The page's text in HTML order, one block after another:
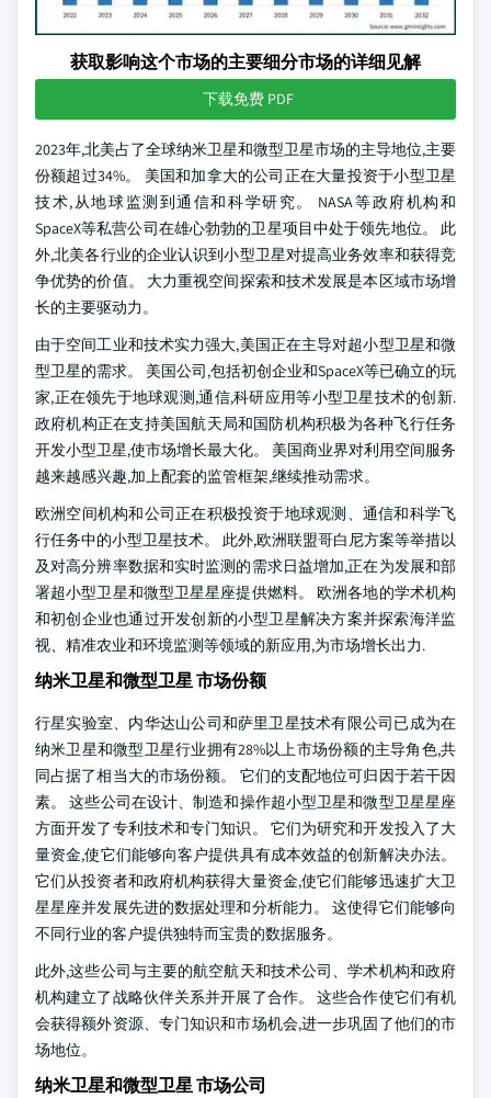
获取影响这个市场的主要细分市场的详细见解
下载免费 PDF
2023年,北美占了全球纳米卫星和微型卫星市场的主导地位,主要
份额超过34%。 美国和加拿大的公司正在大量投资于小型卫星
技术,从地球监测到通信和科学研究。 NASA等政府机构和
SpaceX等私营公司在雄心勃勃的卫星项目中处于领先地位。 此
外,北美各行业的企业认识到小型卫星对提高业务效率和获得竞
争优势的价值。 大力重视空间探索和技术发展是本区域市场增
长的主要驱动力。
由于空间工业和技术实力强大,美国正在主导对超小型卫星和微
型卫星的需求。 美国公司,包括初创企业和SpaceX等已确立的玩
家,正在领先于地球观测,通信,科研应用等小型卫星技术的创新.
政府机构正在支持美国航天局和国防机构积极为各种飞行任务
开发小型卫星,使市场增长最大化。 美国商业界对利用空间服务
越来越感兴趣,加上配套的监管框架,继续推动需求。
欧洲空间机构和公司正在积极投资于地球观测、通信和科学飞
行任务中的小型卫星技术。 此外,欧洲联盟哥白尼方案等举措以
及对高分辨率数据和实时监测的需求日益增加,正在为发展和部
署超小型卫星和微型卫星星座提供燃料。 欧洲各地的学术机构
和初创企业也通过开发创新的小型卫星解决方案并探索海洋监
视、精准农业和环境监测等领域的新应用,为市场增长出力.
纳米卫星和微型卫星 市场份额
行星实验室、内华达山公司和萨里卫星技术有限公司已成为在
纳米卫星和微型卫星行业拥有28%以上市场份额的主导角色,共
同占据了相当大的市场份额。 它们的支配地位可归因于若干因
素。 这些公司在设计、制造和操作超小型卫星和微型卫星星座
方面开发了专利技术和专门知识。 它们为研究和开发投入了大
量资金,使它们能够向客户提供具有成本效益的创新解决办法。
它们从投资者和政府机构获得大量资金,使它们能够迅速扩大卫
星星座并发展先进的数据处理和分析能力。 这使得它们能够向
不同行业的客户提供独特而宝贵的数据服务。
此外,这些公司与主要的航空航天和技术公司、学术机构和政府
机构建立了战略伙伴关系并开展了合作。 这些合作使它们有机
会获得额外资源、专门知识和市场机会,进一步巩固了他们的市
场地位。
纳米卫星和微型卫星 市场公司